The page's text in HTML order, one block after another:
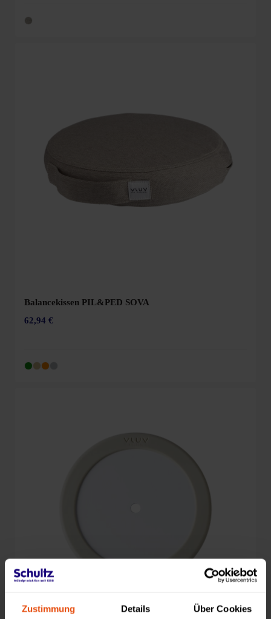
Zustimmung Details Über Cookies
Balancekissen PIL&PED SOVA
62,94 €